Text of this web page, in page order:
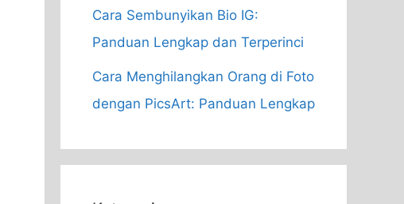
Cara Sembunyikan Bio IG:
Panduan Lengkap dan Terperinci
Cara Menghilangkan Orang di Foto
dengan PicsArt: Panduan Lengkap